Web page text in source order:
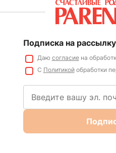
Подписка на рассылку
Даю согласиена
С Политикойобработки